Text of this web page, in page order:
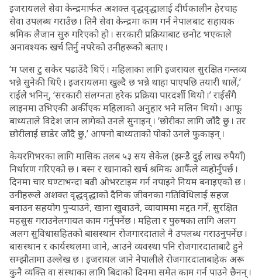
इजरायलले सेवा केन्द्रमार्फत अशक्त वृद्धवृद्धालाई दीर्घकालीन हेरचाह
सेवा उपलब्ध गराउँछ । तिनै सेवा केन्द्रमा काम गर्न नेपालबाट सहायक
श्रमिक लैजान सुरु गरिएको हो । सरकारी प्रक्रियाबाट छनोट भएकाले
अनावश्यक खर्च तिर्नु नपरेको उनीहरूको बताए ।
‘म प्लस टु सकेर पढाउँदै थिएँ । महिलाका लागि इजरायल सुरक्षित गन्तव्य
भन्ने सुनेकी थिएँ । इजरायलमा खुल्दै छ भन्ने थाहा पाएपछि तयारी थालें,’
राईले भनिन्, ‘सरकारी संलग्नता हरेक प्रक्रिया पारदर्शी थियो ।’ राईसँगै
लाइनमा उभिएकी अर्की एक महिलाको अनुहार भने मलिन थियो । आफू
बाध्यताले विदेश जान लागेको उनले सुनाइन् । ‘छोरीका लागि जाँदै छु । तर
छोरीलाई छाडेर जाँदै छु,’ आफ्नो बाध्यताको पोको उनले फुकाइन् ।
केयरगिभरका लागि मासिक तलब ५३ सय सेकेल (झन्डै दुई लाख रुपैयाँ)
निर्धारण गरिएको छ । बस्न र खानाको खर्च श्रमिक आफैंले व्यहोर्नुपर्छ ।
दिनमा चार घण्टाभन्दा बढी ओभरटाइम गर्न नपाइने नियम बनाइएको छ ।
उनीहरूले अशक्त वृद्धवृद्धाको दैनिक जीवनका गतिविधिलाई सहज
बनाउन सहयोग पुर्‍याउने, खाना खुवाउने, व्यायाममा मद्दत गर्ने, सुरक्षित
महसुस गराउनेलगायत काम गर्नुपर्नेछ । महिला र पुरुषका लागि अलग
अलग सुविधासहितको बासस्थान रोजगारदाताले नै उपलब्ध गराउनुपर्नेछ ।
बासस्थान र कार्यस्थलमा जाने, आउने व्यवस्था पनि रोजगारदाताबाटै हुने
सम्झौतामा उल्लेख छ । इजरायल जाने नेपालीले रोजगारदाताबाहेक अरू
कुनै व्यक्ति वा संस्थाका लागि बिदाको दिनमा समेत काम गर्न पाउने छैनन् ।